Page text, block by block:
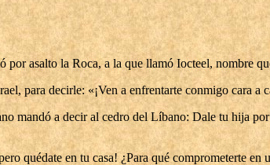
asalto la Roca, a la que llamó Iocteel, nombre
para decirle: «¡Ven a enfrentarte conmigo cara a
mandó a decir al cedro del Líbano: Dale tu hija
quédate en tu casa! ¿Para qué comprometerte en